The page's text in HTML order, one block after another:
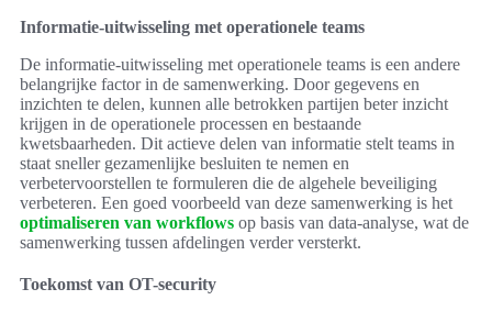
Informatie-uitwisseling met operationele teams
De informatie-uitwisseling met operationele teams is een andere
belangrijke factor in de samenwerking. Door gegevens en
inzichten te delen, kunnen alle betrokken partijen beter inzicht
krijgen in de operationele processen en bestaande
kwetsbaarheden. Dit actieve delen van informatie stelt teams in
staat sneller gezamenlijke besluiten te nemen en
verbetervoorstellen te formuleren die de algehele beveiliging
verbeteren. Een goed voorbeeld van deze samenwerking is het
optimaliseren van workflows op basis van data-analyse, wat de
samenwerking tussen afdelingen verder versterkt.
Toekomst van OT-security